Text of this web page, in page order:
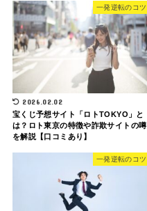
一発逆転のコツ
2026.02.02
宝くじ予想サイト「ロトTOKYO」と
は？ロト東京の特徴や詐欺サイトの噂
を解説【口コミあり】
一発逆転のコツ